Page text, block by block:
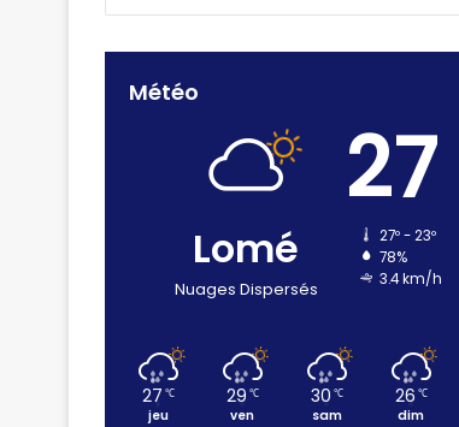
Météo
Lomé
Nuages Dispersés
27
27º - 23º
78%
3.4 km/h
27 ℃
jeu
29 ℃
ven
30 ℃
sam
26 ℃
dim